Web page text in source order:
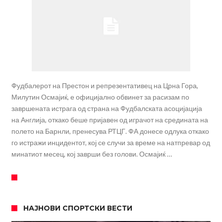
Фудбалерот на Престон и репрезентативец на Црна Гора,
Милутин Осмајиќ, е официјално обвинет за расизам по
завршената истрага од страна на Фудбалската асоцијација
на Англија, откако беше пријавен од играчот на средината на
полето на Барнли, пренесува РТЦГ. ФА донесе одлука откако
го истражи инцидентот, кој се случи за време на натпревар од
минатиот месец, кој заврши без голови. Осмајиќ …
НАЈНОВИ СПОРТСКИ ВЕСТИ